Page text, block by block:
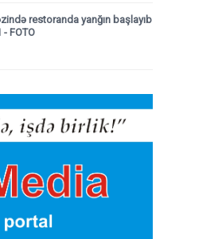
restoranda yanğın başlayıb
- FOTO